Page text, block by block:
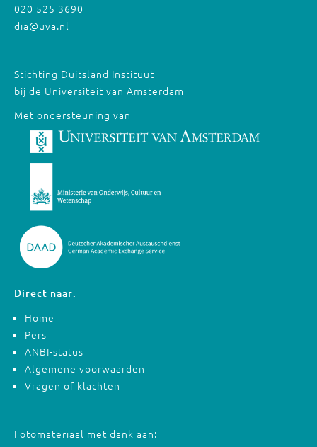
020 525 3690
dia@uva.nl
Stichting Duitsland Instituut
bij de Universiteit van Amsterdam
Met ondersteuning van
Direct naar:
Home
Pers
ANBI-status
Algemene voorwaarden
Vragen of klachten
Fotomateriaal met dank aan: